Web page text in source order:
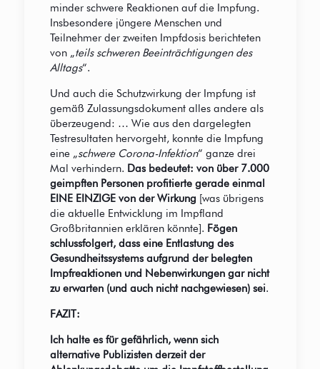
minder schwere Reaktionen auf die Impfung.
Insbesondere jüngere Menschen und
Teilnehmer der zweiten Impfdosis berichteten
von „teils schweren Beeinträchtigungen des
Alltags“.
Und auch die Schutzwirkung der Impfung ist
gemäß Zulassungsdokument alles andere als
überzeugend: … Wie aus den dargelegten
Testresultaten hervorgeht, konnte die Impfung
eine „schwere Corona-Infektion“ ganze drei
Mal verhindern. Das bedeutet: von über 7.000
geimpften Personen profitierte gerade einmal
EINE EINZIGE von der Wirkung [was übrigens
die aktuelle Entwicklung im Impfland
Großbritannien erklären könnte]. Fögen
schlussfolgert, dass eine Entlastung des
Gesundheitssystems aufgrund der belegten
Impfreaktionen und Nebenwirkungen gar nicht
zu erwarten (und auch nicht nachgewiesen) sei.
FAZIT:
Ich halte es für gefährlich, wenn sich
alternative Publizisten derzeit der